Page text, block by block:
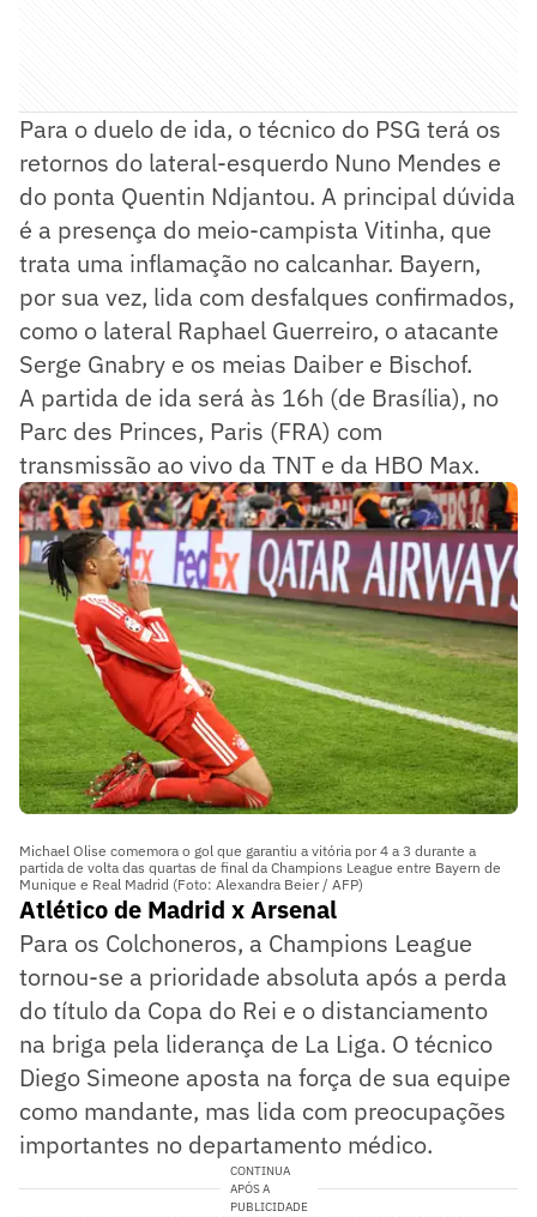
Para o duelo de ida, o técnico do PSG terá os
retornos do lateral-esquerdo Nuno Mendes e
do ponta Quentin Ndjantou. A principal dúvida
é a presença do meio-campista Vitinha, que
trata uma inflamação no calcanhar. Bayern,
por sua vez, lida com desfalques confirmados,
como o lateral Raphael Guerreiro, o atacante
Serge Gnabry e os meias Daiber e Bischof.
A partida de ida será às 16h (de Brasília), no
Parc des Princes, Paris (FRA) com
transmissão ao vivo da TNT e da HBO Max.
Michael Olise comemora o gol que garantiu a vitória por 4 a 3 durante a
partida de volta das quartas de final da Champions League entre Bayern de
Munique e Real Madrid (Foto: Alexandra Beier / AFP)
Atlético de Madrid x Arsenal
Para os Colchoneros, a Champions League
tornou-se a prioridade absoluta após a perda
do título da Copa do Rei e o distanciamento
na briga pela liderança de La Liga. O técnico
Diego Simeone aposta na força de sua equipe
como mandante, mas lida com preocupações
importantes no departamento médico.
CONTINUA
APÓS A
PUBLICIDADE